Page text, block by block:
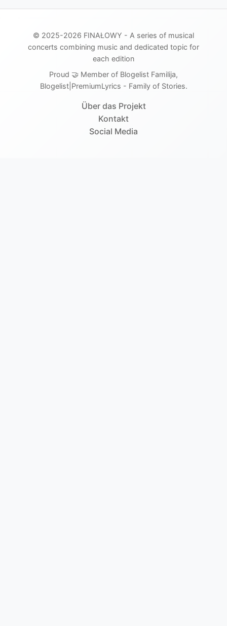
© 2025-2026 FINAŁOWY - A series of musical
concerts combining music and dedicated topic for
each edition
Proud 🤝 Member of Blogelist Familija,
Blogelist|PremiumLyrics - Family of Stories.
Über das Projekt
Kontakt
Social Media